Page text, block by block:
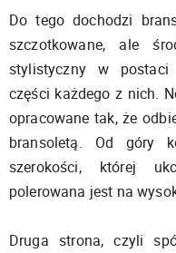
Do tego dochodzi
szczotkowane, ale
stylistyczny w postaci
części każdego z nich.
opracowane tak, że
bransoletą. Od góry
szerokości, której
polerowana jest na
Druga strona, czyli